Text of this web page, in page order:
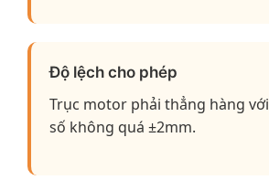
Độ lệch cho phép
Trục motor phải thẳng hàng
số không quá ±2mm.